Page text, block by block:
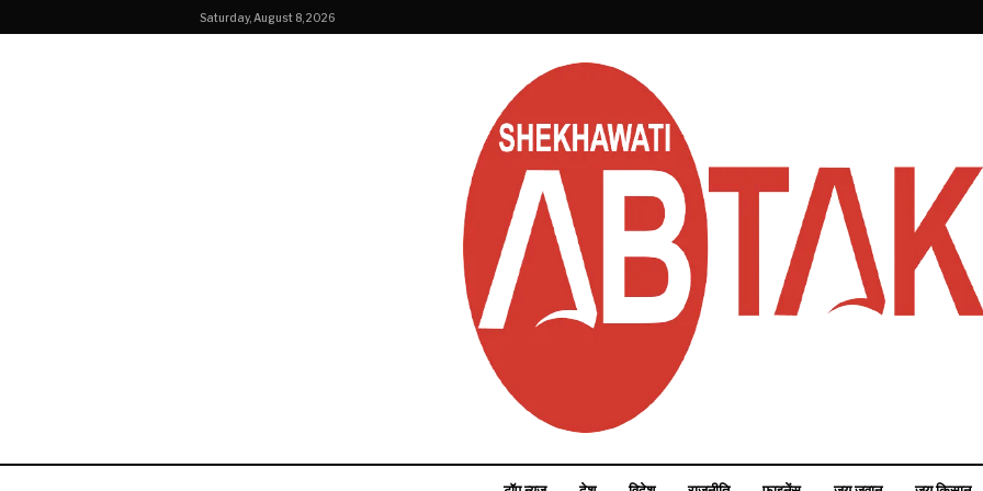
Saturday, August 8, 2026